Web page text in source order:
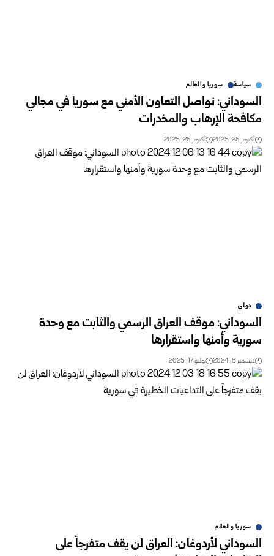
سياسة سوريا والعالم
السوداني: نواصل التعاون الأمني مع سوريا في مجالي
مكافحة الإرهاب والمخدرات
أكتوبر 28, 2025 أكتوبر 28, 2025
دولي
السوداني: موقف العراق الرسمي والثابت مع وحدة
سورية وأمنها واستقرارها
ديسمبر 6, 2024 يوليو 17, 2025
سوريا والعالم
السوداني لأردوغان: العراق لن يقف متفرجاً على